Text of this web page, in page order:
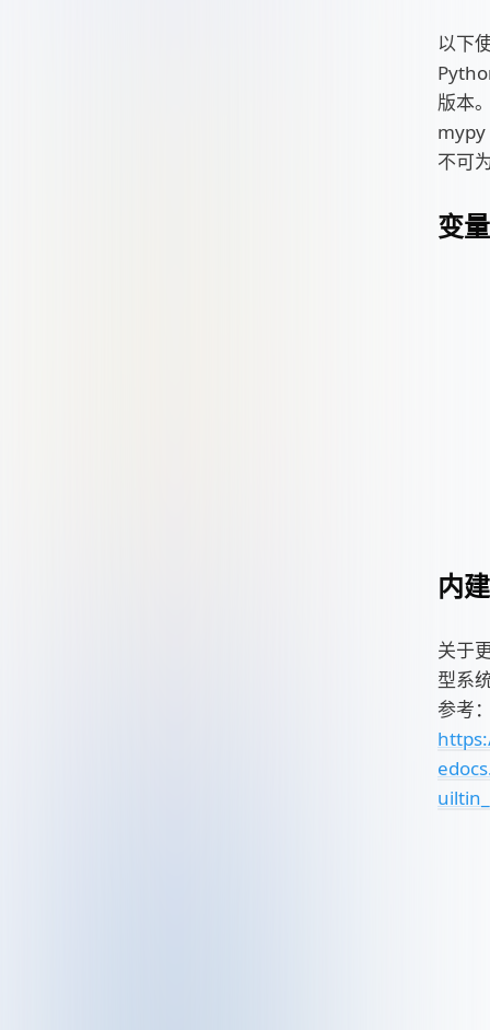
以下
版本
mypy
不可
变
内
关于
型系
参考